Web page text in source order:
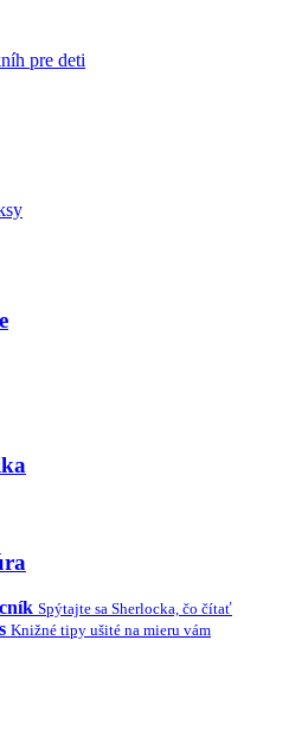
pre deti
Spýtajte sa Sherlocka, čo čítať
Knižné tipy ušité na mieru vám